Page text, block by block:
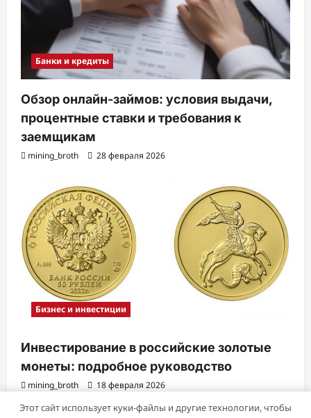
Банки и кредиты
Обзор онлайн-займов: условия выдачи,
процентные ставки и требования к
заемщикам
mining_broth 28 февраля 2026
Бизнес и инвестиции
Инвестирование в российские золотые
монеты: подробное руководство
mining_broth 18 февраля 2026
Этот сайт использует куки-файлы и другие технологии, чтобы